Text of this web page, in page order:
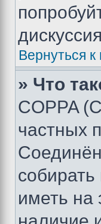
Вернуться к
» Что
COPPA
частных
иметь на